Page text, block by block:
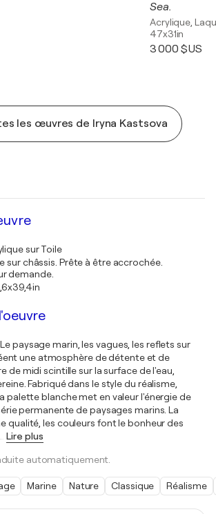
Sea.
Acrylique,
47x31in
3 000 $US
les œuvres de Iryna Kastsova
sur Toile
sur châssis. Prête à être accrochée.
demande.
paysage marin, les vagues, les reflets sur
une atmosphère de détente et de
de midi scintille sur la surface de l'eau,
Fabriqué dans le style du réalisme,
palette blanche met en valeur l'énergie de
permanente de paysages marins. La
qualité, les couleurs font le bonheur des
Lire plus
automatiquement.
Marine Nature Classique Réalisme